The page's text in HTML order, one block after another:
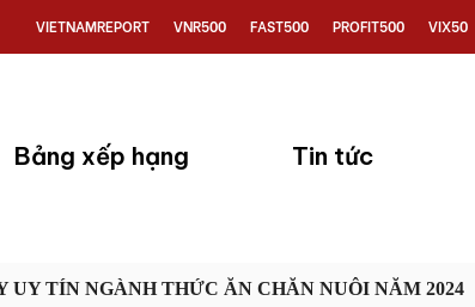
VIETNAMREPORT VNR500 FAST500 PROFIT500 VIX50
Bảng xếp hạng Tin tức
UY TÍN NGÀNH THỨC ĂN CHĂN NUÔI NĂM 2024